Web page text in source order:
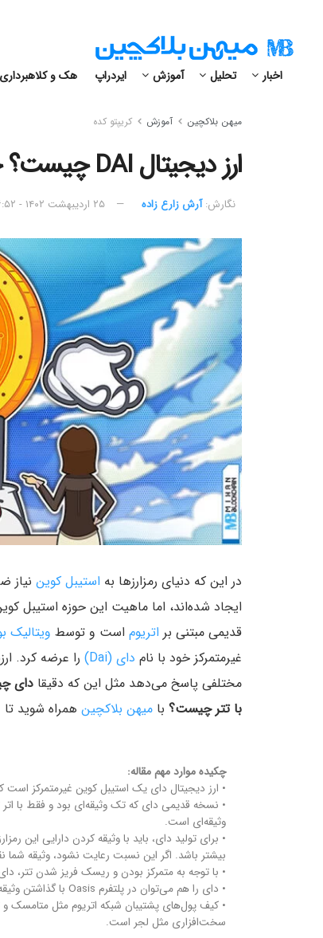
اخبار تحلیل آموزش ایردراپ هک و کلاهبرداری
میهن بلاکچین آموزش کریپتو کده
ارز دیجیتال DAI چیست؟ چرا برای ایرانیان دای از تتر بهتر است؟
نگارش:‌ آرش زارع زاده ۲۵ اردیبهشت ۱۴۰۲ - ۱۶:۵۲
در این که دنیای رمزارزها به استیبل کوین نیاز
ایجاد شده‌اند، اما ماهیت این حوزه استیبل
قدیمی مبتنی بر اتریوم است و توسط ویتالیک
غیرمتمرکز خود با نام دای (Dai)
مختلفی پاسخ می‌دهد مثل این که دقیقا دای
با تتر چیست؟ با میهن بلاکچین همراه شوید تا DAI را به طور کامل بررسی کنیم.
چکیده موارد مهم مقاله:
• ارز دیجیتال دای یک استیبل کوین غیرمتمرکز است که توسط
وثیقه‌ای است.
• برای تولید دای، باید با وثیقه کردن دارایی این
بیشتر باشد. اگر این نسبت رعایت نشود،‌ وثیقه
• با توجه به متمرکز بودن و ریسک فریز شدن تتر،
• دای را هم می‌توان در پلتفرم Oasis با گذاشتن وثیقه وام گرفت،‌ هم می‌توان در صرافی‌های متمرکز و غیرمتمرکز مختلف خرید.
سخت‌افزاری مثل لجر است.